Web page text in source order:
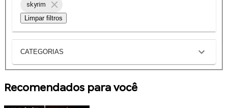
skyrim
Limpar filtros
CATEGORIAS
Recomendados para você